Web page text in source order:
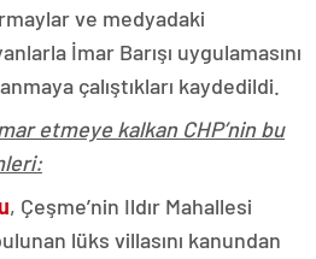
ve medyadaki
İmar Barışı uygulamasını
çalıştıkları kaydedildi.
etmeye kalkan CHP’nin bu
, Çeşme’nin Ildır Mahallesi
lüks villasını kanundan